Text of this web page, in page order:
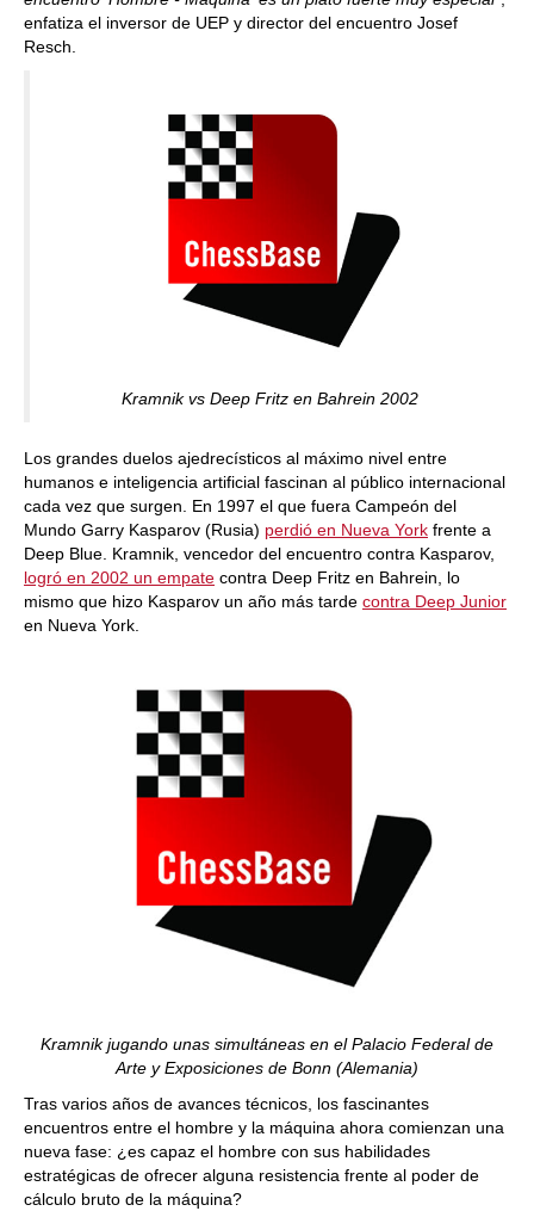
enfatiza el inversor de UEP y director del encuentro Josef
Resch.
Kramnik vs Deep Fritz en Bahrein 2002
Los grandes duelos ajedrecísticos al máximo nivel entre
humanos e inteligencia artificial fascinan al público internacional
cada vez que surgen. En 1997 el que fuera Campeón del
Mundo Garry Kasparov (Rusia) perdió en Nueva York frente a
Deep Blue. Kramnik, vencedor del encuentro contra Kasparov,
logró en 2002 un empate contra Deep Fritz en Bahrein, lo
mismo que hizo Kasparov un año más tarde contra Deep Junior
en Nueva York.
Kramnik jugando unas simultáneas en el Palacio Federal de
Arte y Exposiciones de Bonn (Alemania)
Tras varios años de avances técnicos, los fascinantes
encuentros entre el hombre y la máquina ahora comienzan una
nueva fase: ¿es capaz el hombre con sus habilidades
estratégicas de ofrecer alguna resistencia frente al poder de
cálculo bruto de la máquina?